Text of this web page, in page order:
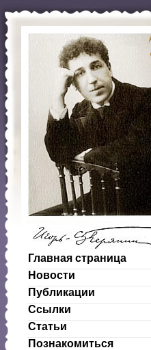
Главная страница
Новости
Публикации
Ссылки
Статьи
Познакомиться